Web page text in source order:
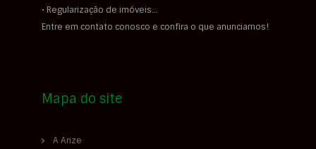
• Regularização de imóveis…
Entre em contato conosco e confira o que anunciamos!
Mapa do site
A Arize